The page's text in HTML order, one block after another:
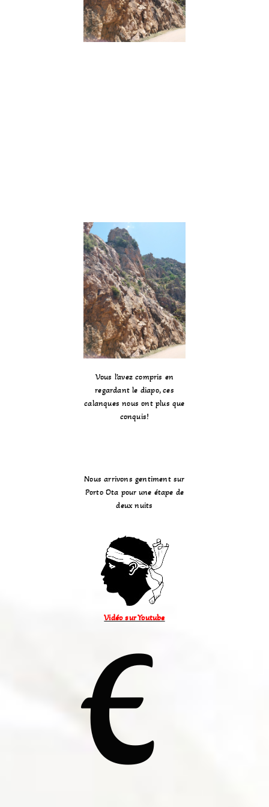
Vous l’avez compris en
regardant le diapo, ces
calanques nous ont plus que
conquis!
Nous arrivons gentiment sur
Porto Ota pour une étape de
deux nuits
Vidéo sur Youtube
E